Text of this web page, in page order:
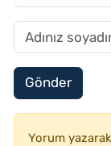
Gönder
Yorum yazarak